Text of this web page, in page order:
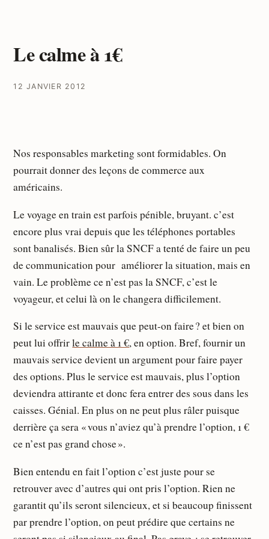
Le calme à 1€
12 JANVIER 2012
Nos responsables marketing sont formidables. On
pourrait donner des leçons de commerce aux
américains.
Le voyage en train est parfois pénible, bruyant. c’est
encore plus vrai depuis que les téléphones portables
sont banalisés. Bien sûr la SNCF a tenté de faire un peu
de communication pour améliorer la situation, mais en
vain. Le problème ce n’est pas la SNCF, c’est le
voyageur, et celui là on le changera difficilement.
Si le service est mauvais que peut-on faire ? et bien on
peut lui offrirle calme à 1 €, en option. Bref, fournir un
mauvais service devient un argument pour faire payer
des options. Plus le service est mauvais, plus l’option
deviendra attirante et donc fera entrer des sous dans les
caisses. Génial. En plus on ne peut plus râler puisque
derrière ça sera « vous n’aviez qu’à prendre l’option, 1 €
ce n’est pas grand chose ».
Bien entendu en fait l’option c’est juste pour se
retrouver avec d’autres qui ont pris l’option. Rien ne
garantit qu’ils seront silencieux, et si beaucoup finissent
par prendre l’option, on peut prédire que certains ne